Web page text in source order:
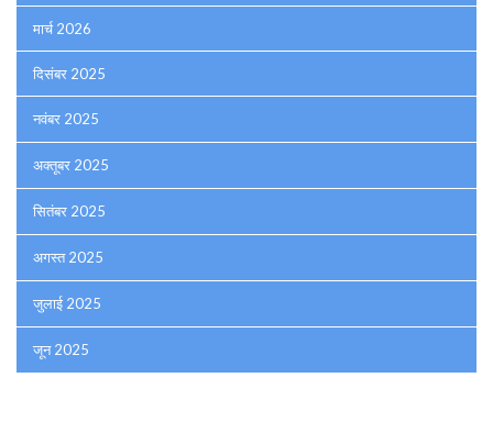
मार्च 2026
दिसंबर 2025
नवंबर 2025
अक्तूबर 2025
सितंबर 2025
अगस्त 2025
जुलाई 2025
जून 2025